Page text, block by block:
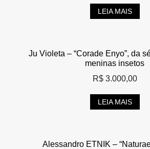
LEIA MAIS
Ju Violeta – “Corade Enyo”, da
meninas insetos
R$3.000,00
LEIA MAIS
Alessandro ETNIK –